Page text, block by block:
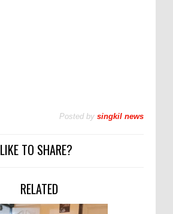
Posted by singkil news
LIKE TO SHARE?
RELATED